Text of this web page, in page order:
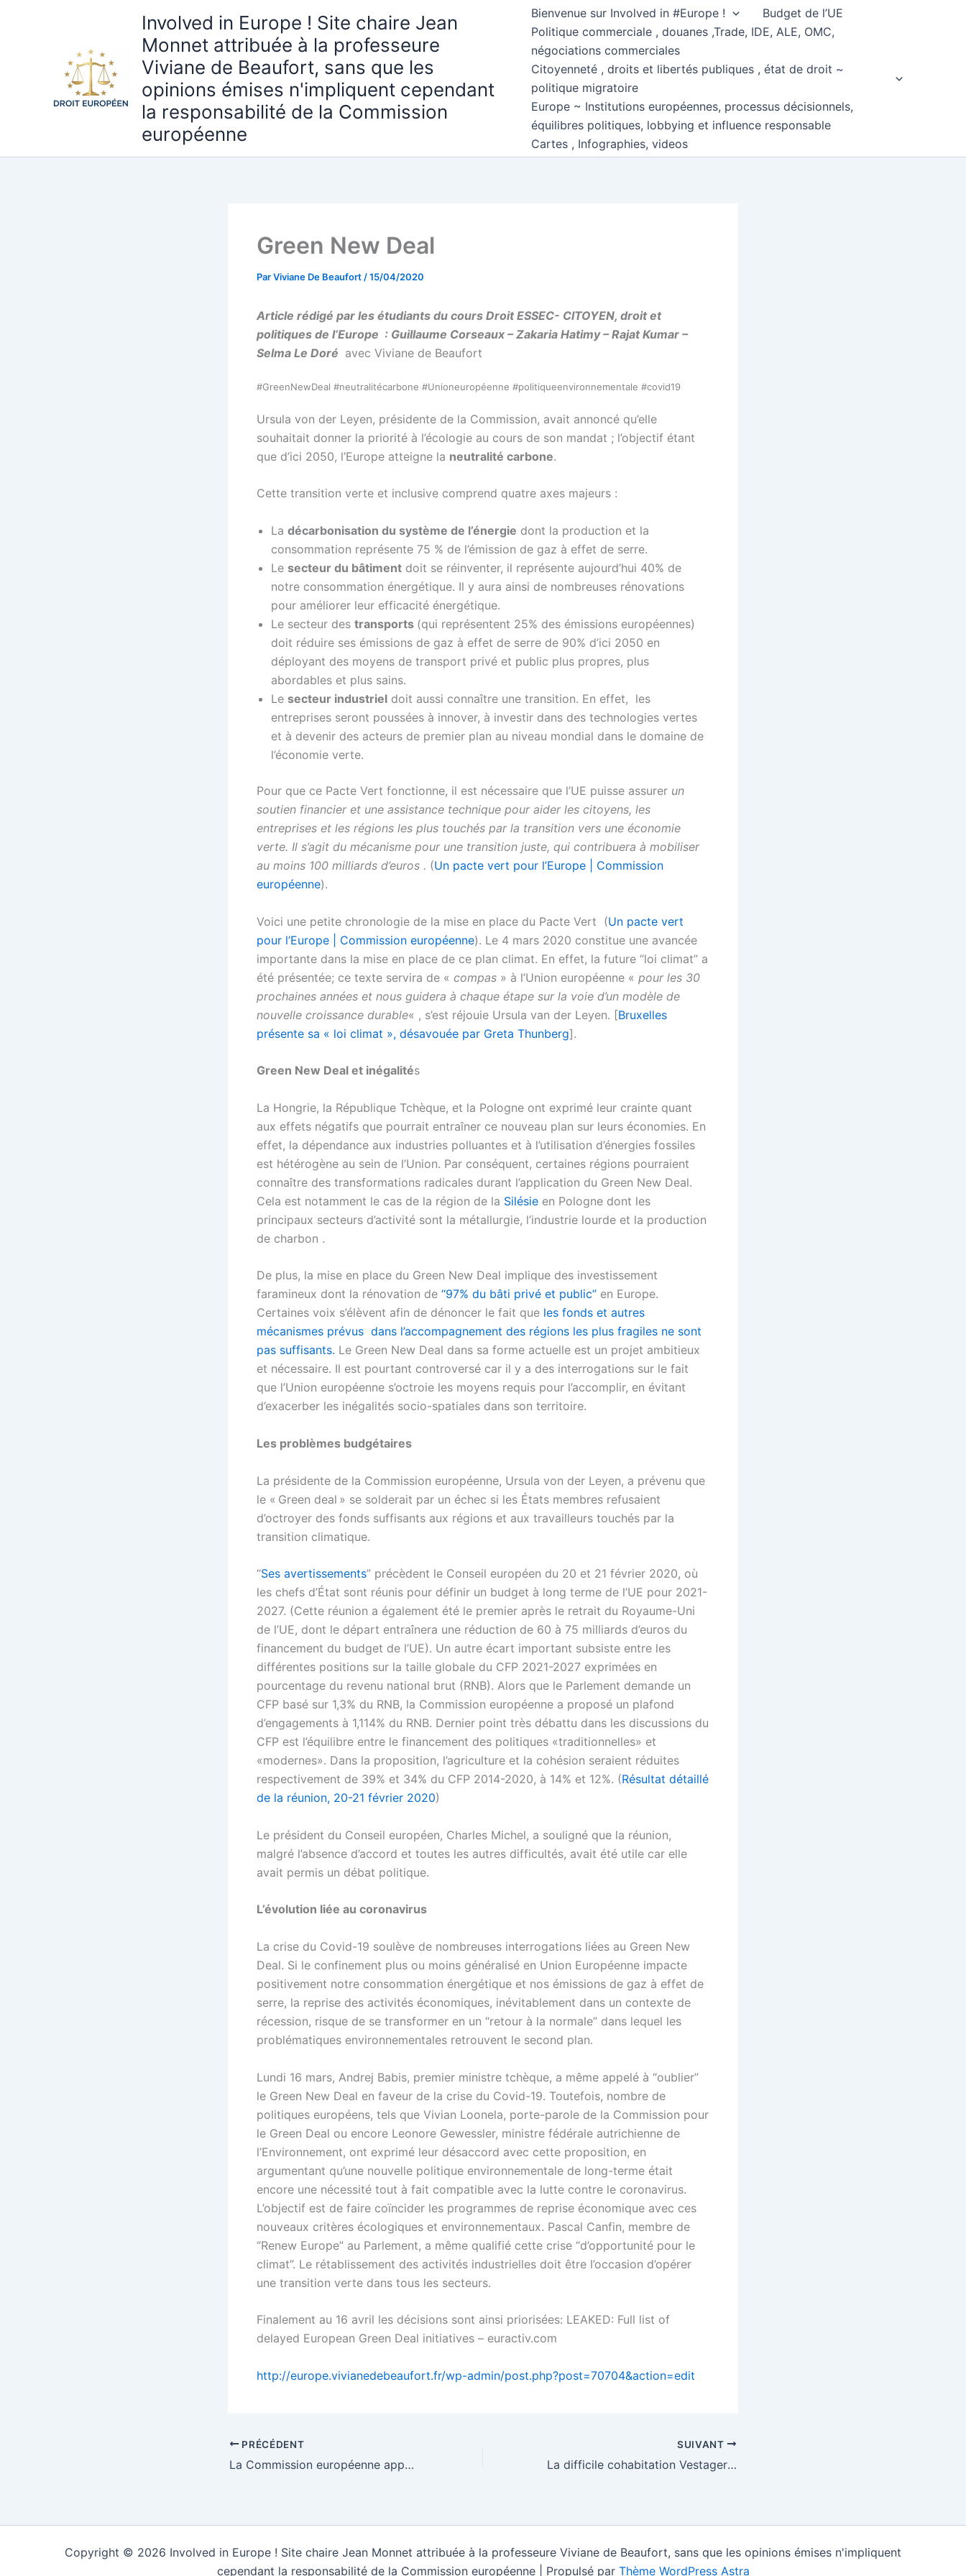
Involved in Europe ! Site chaire Jean
Monnet attribuée à la professeure
Viviane de Beaufort, sans que les
opinions émises n'impliquent cependant
la responsabilité de la Commission
européenne
Bienvenue sur Involved in #Europe !
Budget de l’UE
Politique commerciale , douanes ,Trade, IDE, ALE, OMC,
négociations commerciales
Citoyenneté , droits et libertés publiques , état de droit ~
politique migratoire
Europe ~ Institutions européennes, processus décisionnels,
équilibres politiques, lobbying et influence responsable
Cartes , Infographies, videos
Green New Deal
ParViviane De Beaufort /15/04/2020
Article rédigé par les étudiants du cours Droit ESSEC- CITOYEN, droit et
politiques de l’Europe : Guillaume Corseaux – Zakaria Hatimy – Rajat Kumar –
Selma Le Doré avec Viviane de Beaufort
#GreenNewDeal #neutralitécarbone #Unioneuropéenne #politiqueenvironnementale #covid19
Ursula von der Leyen, présidente de la Commission, avait annoncé qu’elle
souhaitait donner la priorité à l’écologie au cours de son mandat ; l’objectif étant
que d’ici 2050, l’Europe atteigne la neutralité carbone.
Cette transition verte et inclusive comprend quatre axes majeurs :
La décarbonisation du système de l’énergie dont la production et la
consommation représente 75 % de l’émission de gaz à effet de serre.
Le secteur du bâtiment doit se réinventer, il représente aujourd’hui 40% de
notre consommation énergétique. Il y aura ainsi de nombreuses rénovations
pour améliorer leur efficacité énergétique.
Le secteur des transports (qui représentent 25% des émissions européennes)
doit réduire ses émissions de gaz à effet de serre de 90% d’ici 2050 en
déployant des moyens de transport privé et public plus propres, plus
abordables et plus sains.
Le secteur industriel doit aussi connaître une transition. En effet, les
entreprises seront poussées à innover, à investir dans des technologies vertes
et à devenir des acteurs de premier plan au niveau mondial dans le domaine de
l’économie verte.
Pour que ce Pacte Vert fonctionne, il est nécessaire que l’UE puisse assurer un
soutien financier et une assistance technique pour aider les citoyens, les
entreprises et les régions les plus touchés par la transition vers une économie
verte. Il s’agit du mécanisme pour une transition juste, qui contribuera à mobiliser
au moins 100 milliards d’euros . (Un pacte vert pour l’Europe | Commission
européenne).
Voici une petite chronologie de la mise en place du Pacte Vert (Un pacte vert
pour l’Europe | Commission européenne). Le 4 mars 2020 constitue une avancée
importante dans la mise en place de ce plan climat. En effet, la future “loi climat” a
été présentée; ce texte servira de « compas » à l’Union européenne « pour les 30
prochaines années et nous guidera à chaque étape sur la voie d’un modèle de
nouvelle croissance durable« , s’est réjouie Ursula van der Leyen. [Bruxelles
présente sa « loi climat », désavouée par Greta Thunberg].
Green New Deal et inégalités
La Hongrie, la République Tchèque, et la Pologne ont exprimé leur crainte quant
aux effets négatifs que pourrait entraîner ce nouveau plan sur leurs économies. En
effet, la dépendance aux industries polluantes et à l’utilisation d’énergies fossiles
est hétérogène au sein de l’Union. Par conséquent, certaines régions pourraient
connaître des transformations radicales durant l’application du Green New Deal.
Cela est notamment le cas de la région de la Silésie en Pologne dont les
principaux secteurs d’activité sont la métallurgie, l’industrie lourde et la production
de charbon .
De plus, la mise en place du Green New Deal implique des investissement
faramineux dont la rénovation de “97% du bâti privé et public” en Europe.
Certaines voix s’élèvent afin de dénoncer le fait que les fonds et autres
mécanismes prévus dans l’accompagnement des régions les plus fragiles ne sont
pas suffisants. Le Green New Deal dans sa forme actuelle est un projet ambitieux
et nécessaire. Il est pourtant controversé car il y a des interrogations sur le fait
que l’Union européenne s’octroie les moyens requis pour l’accomplir, en évitant
d’exacerber les inégalités socio-spatiales dans son territoire.
Les problèmes budgétaires
La présidente de la Commission européenne, Ursula von der Leyen, a prévenu que
le « Green deal » se solderait par un échec si les États membres refusaient
d’octroyer des fonds suffisants aux régions et aux travailleurs touchés par la
transition climatique.
“Ses avertissements” précèdent le Conseil européen du 20 et 21 février 2020, où
les chefs d’État sont réunis pour définir un budget à long terme de l’UE pour 2021-
2027. (Cette réunion a également été le premier après le retrait du Royaume-Uni
de l’UE, dont le départ entraînera une réduction de 60 à 75 milliards d’euros du
financement du budget de l’UE). Un autre écart important subsiste entre les
différentes positions sur la taille globale du CFP 2021-2027 exprimées en
pourcentage du revenu national brut (RNB). Alors que le Parlement demande un
CFP basé sur 1,3% du RNB, la Commission européenne a proposé un plafond
d’engagements à 1,114% du RNB. Dernier point très débattu dans les discussions du
CFP est l’équilibre entre le financement des politiques «traditionnelles» et
«modernes». Dans la proposition, l’agriculture et la cohésion seraient réduites
respectivement de 39% et 34% du CFP 2014-2020, à 14% et 12%. (Résultat détaillé
de la réunion, 20-21 février 2020)
Le président du Conseil européen, Charles Michel, a souligné que la réunion,
malgré l’absence d’accord et toutes les autres difficultés, avait été utile car elle
avait permis un débat politique.
L’évolution liée au coronavirus
La crise du Covid-19 soulève de nombreuses interrogations liées au Green New
Deal. Si le confinement plus ou moins généralisé en Union Européenne impacte
positivement notre consommation énergétique et nos émissions de gaz à effet de
serre, la reprise des activités économiques, inévitablement dans un contexte de
récession, risque de se transformer en un “retour à la normale” dans lequel les
problématiques environnementales retrouvent le second plan.
Lundi 16 mars, Andrej Babis, premier ministre tchèque, a même appelé à “oublier”
le Green New Deal en faveur de la crise du Covid-19. Toutefois, nombre de
politiques européens, tels que Vivian Loonela, porte-parole de la Commission pour
le Green Deal ou encore Leonore Gewessler, ministre fédérale autrichienne de
l’Environnement, ont exprimé leur désaccord avec cette proposition, en
argumentant qu’une nouvelle politique environnementale de long-terme était
encore une nécessité tout à fait compatible avec la lutte contre le coronavirus.
L’objectif est de faire coïncider les programmes de reprise économique avec ces
nouveaux critères écologiques et environnementaux. Pascal Canfin, membre de
“Renew Europe” au Parlement, a même qualifié cette crise “d’opportunité pour le
climat”. Le rétablissement des activités industrielles doit être l’occasion d’opérer
une transition verte dans tous les secteurs.
Finalement au 16 avril les décisions sont ainsi priorisées: LEAKED: Full list of
delayed European Green Deal initiatives – euractiv.com
http://europe.vivianedebeaufort.fr/wp-admin/post.php?post=70704&action=edit
PRÉCÉDENT
La Commission européenne appelle à une sortie coordonnée du confinement – EURACTIV.fr
SUIVANT
La difficile cohabitation Vestager / Breton
Copyright © 2026 Involved in Europe ! Site chaire Jean Monnet attribuée à la professeure Viviane de Beaufort, sans que les opinions émises n'impliquent
cependant la responsabilité de la Commission européenne | Propulsé par Thème WordPress Astra